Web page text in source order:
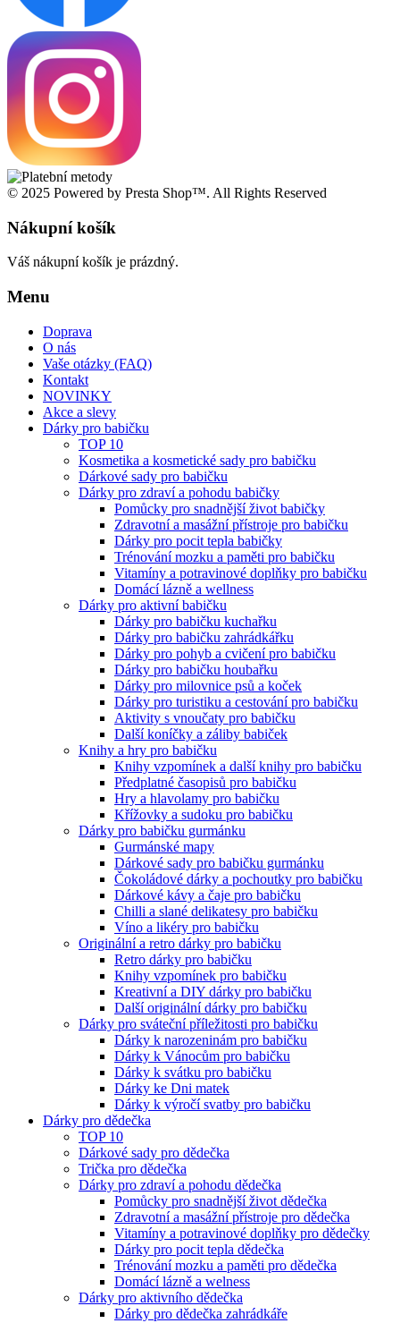
© 2025 Powered by Presta Shop™. All Rights Reserved
Nákupní košík
Váš nákupní košík je prázdný.
Menu
Doprava
O nás
Vaše otázky (FAQ)
Kontakt
NOVINKY
Akce a slevy
Dárky pro babičku
TOP 10
Kosmetika a kosmetické sady pro babičku
Dárkové sady pro babičku
Dárky pro zdraví a pohodu babičky
Pomůcky pro snadnější život babičky
Zdravotní a masážní přístroje pro babičku
Dárky pro pocit tepla babičky
Trénování mozku a paměti pro babičku
Vitamíny a potravinové doplňky pro babičku
Domácí lázně a wellness
Dárky pro aktivní babičku
Dárky pro babičku kuchařku
Dárky pro babičku zahrádkářku
Dárky pro pohyb a cvičení pro babičku
Dárky pro babičku houbařku
Dárky pro milovnice psů a koček
Dárky pro turistiku a cestování pro babičku
Aktivity s vnoučaty pro babičku
Další koníčky a záliby babiček
Knihy a hry pro babičku
Knihy vzpomínek a další knihy pro babičku
Předplatné časopisů pro babičku
Hry a hlavolamy pro babičku
Křížovky a sudoku pro babičku
Dárky pro babičku gurmánku
Gurmánské mapy
Dárkové sady pro babičku gurmánku
Čokoládové dárky a pochoutky pro babičku
Dárkové kávy a čaje pro babičku
Chilli a slané delikatesy pro babičku
Víno a likéry pro babičku
Originální a retro dárky pro babičku
Retro dárky pro babičku
Knihy vzpomínek pro babičku
Kreativní a DIY dárky pro babičku
Další originální dárky pro babičku
Dárky pro sváteční příležitosti pro babičku
Dárky k narozeninám pro babičku
Dárky k Vánocům pro babičku
Dárky k svátku pro babičku
Dárky ke Dni matek
Dárky k výročí svatby pro babičku
Dárky pro dědečka
TOP 10
Dárkové sady pro dědečka
Trička pro dědečka
Dárky pro zdraví a pohodu dědečka
Pomůcky pro snadnější život dědečka
Zdravotní a masážní přístroje pro dědečka
Vitamíny a potravinové doplňky pro dědečky
Dárky pro pocit tepla dědečka
Trénování mozku a paměti pro dědečka
Domácí lázně a welness
Dárky pro aktivního dědečka
Dárky pro dědečka zahrádkáře